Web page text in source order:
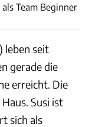
Team Beginner
leben seit
gerade die
erreicht. Die
Susi ist
sich als